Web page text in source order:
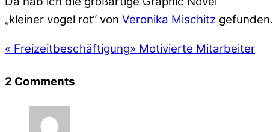
„kleiner vogel rot“ von Veronika Mischitz gefunden.
« Freizeitbeschäftigung» Motivierte Mitarbeiter
2 Comments